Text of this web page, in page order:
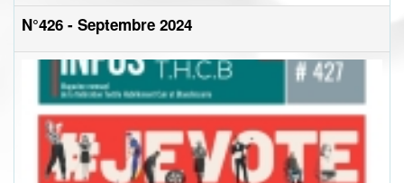
N°426 - Septembre 2024